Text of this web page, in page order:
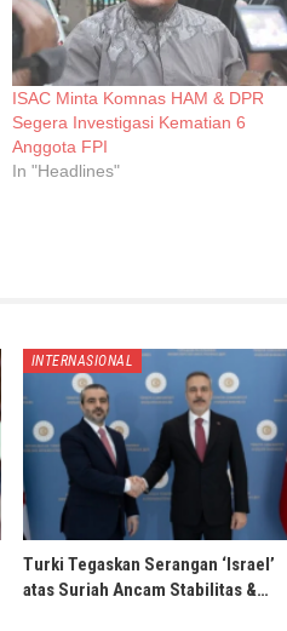
ISAC Minta Komnas HAM & DPR
Segera Investigasi Kematian 6
Anggota FPI
In "Headlines"
INTERNASIONAL
Turki Tegaskan Serangan ‘Israel’
atas Suriah Ancam Stabilitas &…